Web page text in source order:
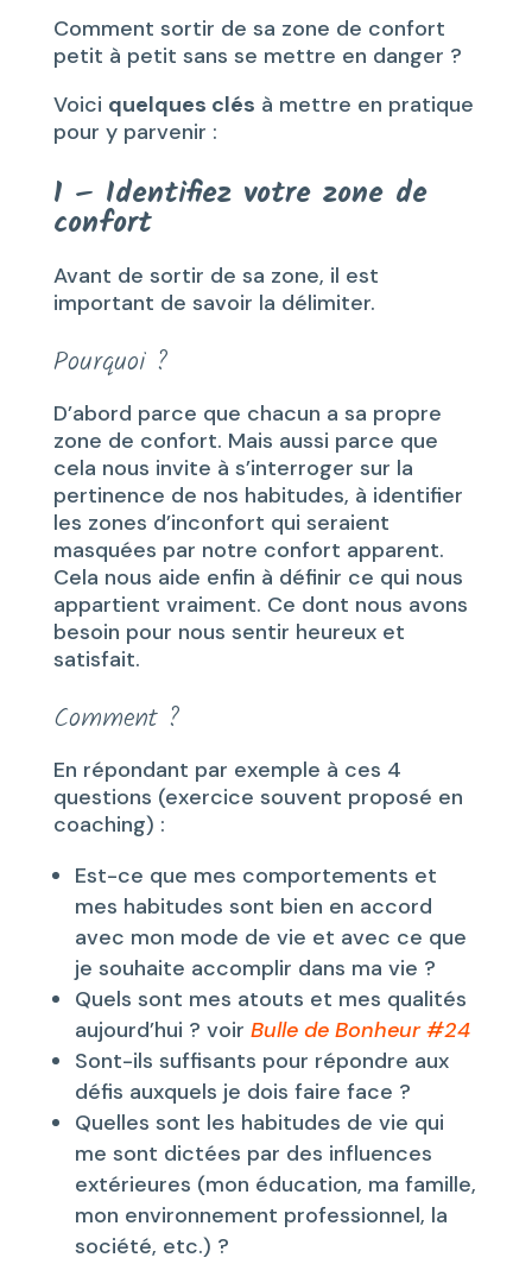
Comment sortir de sa zone de confort
petit à petit sans se mettre en danger ?
Voici quelques clés à mettre en pratique
pour y parvenir :
1 – Identifiez votre zone de
confort
Avant de sortir de sa zone, il est
important de savoir la délimiter.
Pourquoi ?
D’abord parce que chacun a sa propre
zone de confort. Mais aussi parce que
cela nous invite à s’interroger sur la
pertinence de nos habitudes, à identifier
les zones d’inconfort qui seraient
masquées par notre confort apparent.
Cela nous aide enfin à définir ce qui nous
appartient vraiment. Ce dont nous avons
besoin pour nous sentir heureux et
satisfait.
Comment ?
En répondant par exemple à ces 4
questions (exercice souvent proposé en
coaching) :
Est-ce que mes comportements et
mes habitudes sont bien en accord
avec mon mode de vie et avec ce que
je souhaite accomplir dans ma vie ?
Quels sont mes atouts et mes qualités
aujourd’hui ? voir Bulle de Bonheur #24
Sont-ils suffisants pour répondre aux
défis auxquels je dois faire face ?
Quelles sont les habitudes de vie qui
me sont dictées par des influences
extérieures (mon éducation, ma famille,
mon environnement professionnel, la
société, etc.) ?